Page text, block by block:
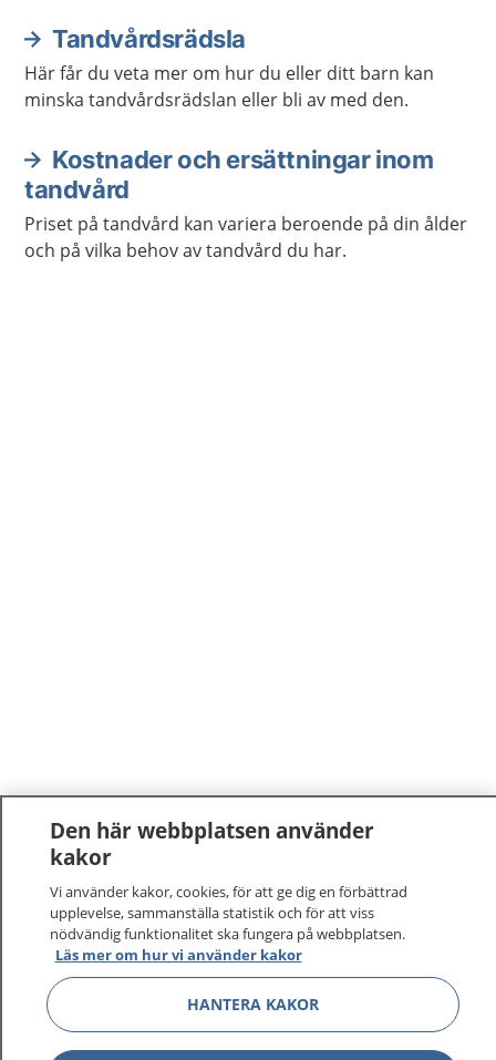
Tandvårdsrädsla
Här får du veta mer om hur du eller ditt barn kan
minska tandvårdsrädslan eller bli av med den.
Kostnader och ersättningar inom
tandvård
Priset på tandvård kan variera beroende på din ålder
och på vilka behov av tandvård du har.
1177 –tryggt om din hälsa och vård
På 1177.se får du råd om hälsa och information om
sjukdomar och vilka mottagningar du kan kontakta.
Logga in för att läsa din journal och göra dina
vårdärenden. Ring telefonnummer 1177 för
sjukvårdsrådgivning dygnet runt.
1177 ger dig råd när du vill må bättre.
Den här webbplatsen använder
kakor
Vi använder kakor, cookies, för att ge dig en förbättrad
upplevelse, sammanställa statistik och för att viss
nödvändig funktionalitet ska fungera på webbplatsen.
Läs mer om hur vi använder kakor
HANTERA KAKOR